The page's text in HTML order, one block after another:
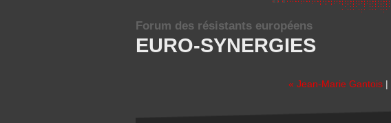
EURO-SYNERGIES
Forum des résistants européens
« Jean-Marie Gantois |